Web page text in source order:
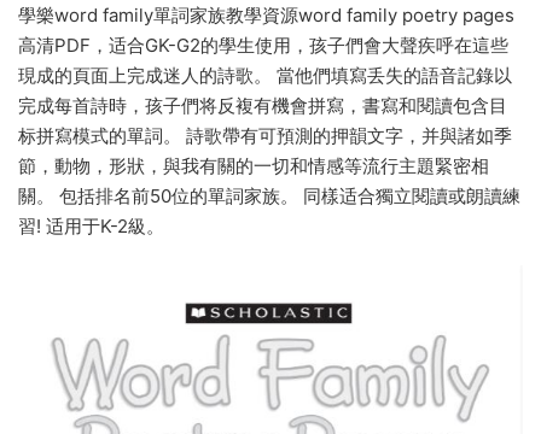
學樂word family單詞家族教學資源word family poetry pages
高清PDF，适合GK-G2的學生使用，孩子們會大聲疾呼在這些
現成的頁面上完成迷人的詩歌。 當他們填寫丢失的語音記錄以
完成每首詩時，孩子們将反複有機會拼寫，書寫和閱讀包含目
标拼寫模式的單詞。 詩歌帶有可預測的押韻文字，并與諸如季
節，動物，形狀，與我有關的一切和情感等流行主題緊密相
關。 包括排名前50位的單詞家族。 同樣适合獨立閱讀或朗讀練
習! 适用于K-2級。